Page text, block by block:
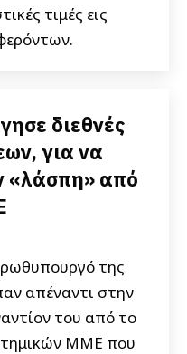
τιμές εις
διεθνές
για να
«λάσπη» από
της
απέναντι στην
του από το
ΜΜΕ που